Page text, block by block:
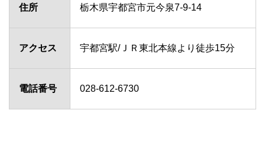
住所 栃木県宇都宮市元今泉7-9-14
アクセス 宇都宮駅/ＪＲ東北本線より徒歩15分
電話番号 028-612-6730